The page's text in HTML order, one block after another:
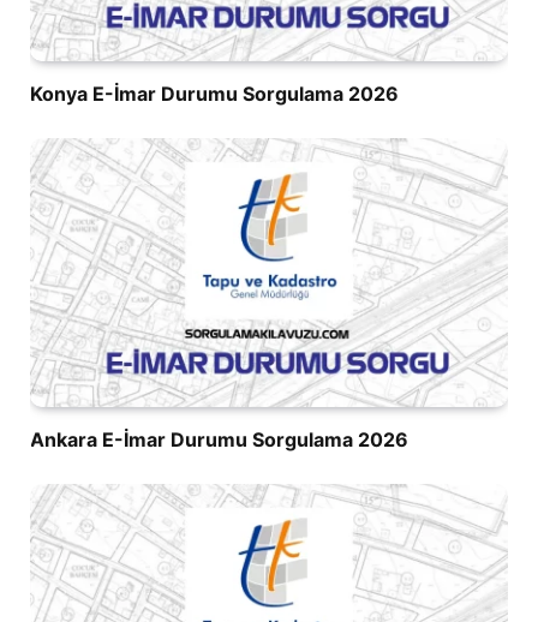
Konya E-İmar Durumu Sorgulama 2026
Ankara E-İmar Durumu Sorgulama 2026